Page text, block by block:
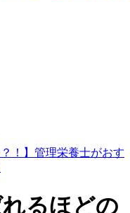
！】管理栄養士がおす
れるほどの